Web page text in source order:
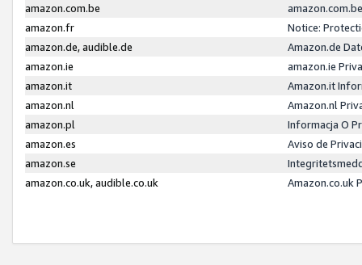
amazon.com.be
amazon.fr
Notice:
amazon.de, audible.de
Amazon.de
amazon.ie
amazon.ie
amazon.it
Amazon.it
amazon.nl
Amazon.nl
amazon.pl
Informacja O
amazon.es
Aviso de
amazon.se
amazon.co.uk, audible.co.uk
Amazon.co.uk